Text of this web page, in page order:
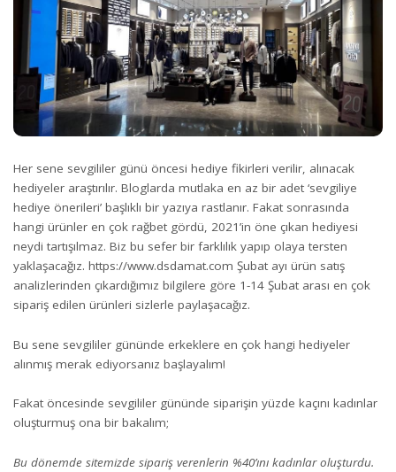
Her sene sevgililer günü öncesi hediye fikirleri verilir, alınacak
hediyeler araştırılır. Bloglarda mutlaka en az bir adet ‘sevgiliye
hediye önerileri’ başlıklı bir yazıya rastlanır. Fakat sonrasında
hangi ürünler en çok rağbet gördü, 2021’in öne çıkan hediyesi
neydi tartışılmaz. Biz bu sefer bir farklılık yapıp olaya tersten
yaklaşacağız. https://www.dsdamat.com Şubat ayı ürün satış
analizlerinden çıkardığımız bilgilere göre 1-14 Şubat arası en çok
sipariş edilen ürünleri sizlerle paylaşacağız.
Bu sene sevgililer gününde erkeklere en çok hangi hediyeler
alınmış merak ediyorsanız başlayalım!
Fakat öncesinde sevgililer gününde siparişin yüzde kaçını kadınlar
oluşturmuş ona bir bakalım;
Bu dönemde sitemizde sipariş verenlerin %40’ını kadınlar oluşturdu.